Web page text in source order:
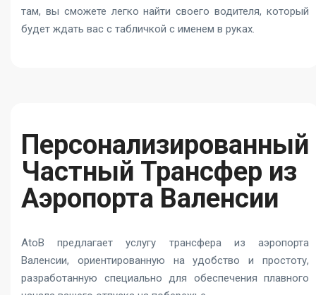
там, вы сможете легко найти своего водителя, который
будет ждать вас с табличкой с именем в руках.
Персонализированный
Частный Трансфер из
Аэропорта Валенсии
AtoB предлагает услугу трансфера из аэропорта
Валенсии, ориентированную на удобство и простоту,
разработанную специально для обеспечения плавного